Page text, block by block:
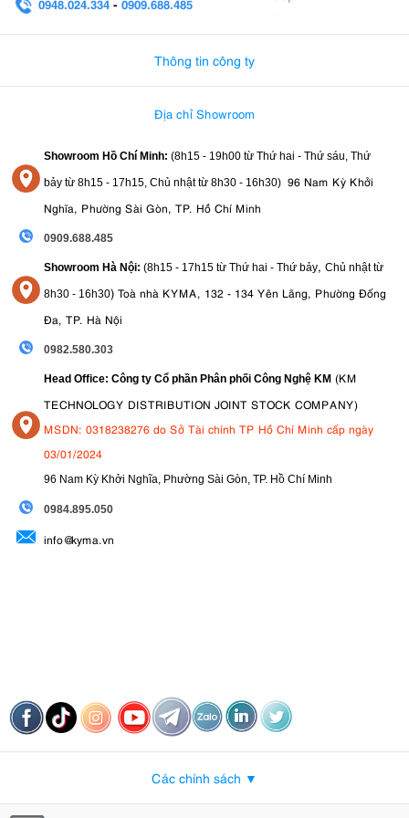
Hệ ngàm và phụ kiện mở rộng chủ yếu là dạng độc quyền của
Công suất 60W có thể chưa đáp ứng tốt các không gian quay
10. Tạm kết
Sở hữu thiết kế hiện đại, ánh sáng chất lượng cao cùng khả năng
kỳ ai muốn xây dựng một không gian sáng tạo chuyên nghiệp tại nhà.
Đây không chỉ là một chiếc đèn, mà còn là công cụ giúp nâng tầm
chất lượng hình ảnh và khẳng định phong cách riêng của mỗi nhà
sáng tạo nội dung.
Thông tin công ty
Địa chỉ Showroom
Showroom Hồ Chí Minh: (8h15 - 19h00 từ Thứ hai - Thứ sáu, Thứ
bảy từ 8h15 - 17h15, Chủ nhật từ 8h30 - 16h30) 96 Nam Kỳ Khởi
Nghĩa, Phường Sài Gòn, TP. Hồ Chí Minh
0909.688.485
Showroom Hà Nội: (8h15 - 17h15 từ Thứ hai - Thứ bảy, Chủ nhật từ
8h30 - 16h30) Toà nhà KYMA, 132 - 134 Yên Lãng, Phường Đống
Đa, TP. Hà Nội
0982.580.303
Head Office: Công ty Cổ phần Phân phối Công Nghệ KM (KM
TECHNOLOGY DISTRIBUTION JOINT STOCK COMPANY)
MSDN: 0318238276 do Sở Tài chính TP Hồ Chí Minh cấp ngày
03/01/2024
96 Nam Kỳ Khởi Nghĩa, Phường Sài Gòn, TP. Hồ Chí Minh
0984.895.050
info@kyma.vn
Các chính sách ▼